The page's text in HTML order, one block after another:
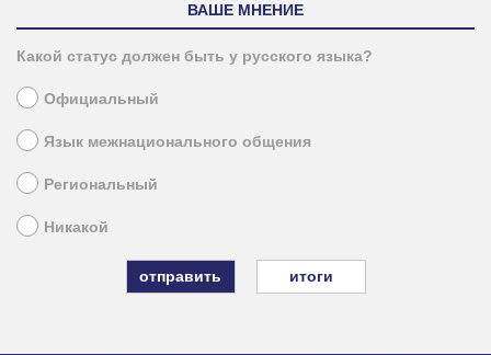
ВАШЕ МНЕНИЕ
Какой статус должен быть у русского языка?
Официальный
Язык межнационального общения
Региональный
Никакой
итоги